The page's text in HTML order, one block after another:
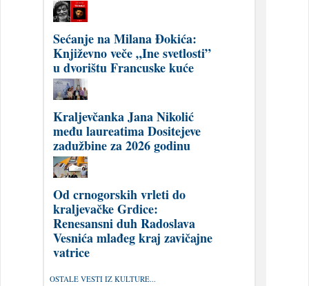
Sećanje na Milana Đokića:
Književno veče „Ine svetlosti”
u dvorištu Francuske kuće
Kraljevčanka Jana Nikolić
među laureatima Dositejeve
zadužbine za 2026 godinu
Od crnogorskih vrleti do
kraljevačke Grdice:
Renesansni duh Radoslava
Vesnića mlađeg kraj zavičajne
vatrice
OSTALE VESTI IZ KULTURE...